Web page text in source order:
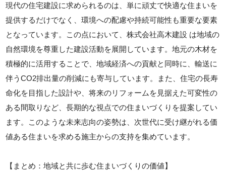
現代の住宅建設に求められるのは、単に頑丈で快適な住まいを
提供するだけでなく、環境への配慮や持続可能性も重要な要素
となっています。この点において、株式会社高木建設 は地域の
自然環境を尊重した建設活動を展開しています。地元の木材を
積極的に活用することで、地域経済への貢献と同時に、輸送に
伴うCO2排出量の削減にも寄与しています。また、住宅の長寿
命化を目指した設計や、将来のリフォームを見据えた可変性の
ある間取りなど、長期的な視点での住まいづくりを提案してい
ます。このような未来志向の姿勢は、次世代に受け継がれる価
値ある住まいを求める施主からの支持を集めています。
【まとめ：地域と共に歩む住まいづくりの価値】